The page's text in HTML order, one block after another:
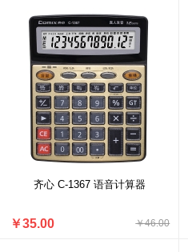
齐心 C-1367 语音计算器
￥46.00
￥35.00